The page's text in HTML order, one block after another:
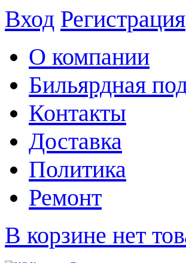
Вход Регистрация
О компании
Бильярдная
Контакты
Доставка
Политика
Ремонт
В корзине нет